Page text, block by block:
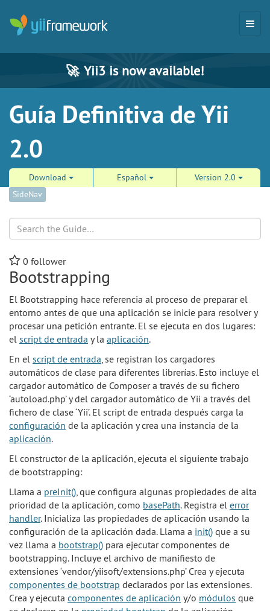
🚀 Yii3 is now available!
Guía Definitiva de Yii
2.0
Download Español
Version 2.0
SideNav
0 follower
Bootstrapping
El Bootstrapping hace referencia al proceso de preparar el
entorno antes de que una aplicación se inicie para resolver y
procesar una petición entrante. El se ejecuta en dos lugares:
el script de entrada y la aplicación.
En el script de entrada, se registran los cargadores
automáticos de clase para diferentes librerías. Esto incluye el
cargador automático de Composer a través de su fichero
‘autoload.php’ y del cargador automático de Yii a través del
fichero de clase ‘Yii’. El script de entrada después carga la
configuración de la aplicación y crea una instancia de la
aplicación.
El constructor de la aplicación, ejecuta el siguiente trabajo
de bootstrapping:
Llama a preInit(), que configura algunas propiedades de alta
prioridad de la aplicación, como basePath. Registra el error
handler. Inicializa las propiedades de aplicación usando la
configuración de la aplicación dada. Llama a init() que a su
vez llama a bootstrap() para ejecutar componentes de
bootstrapping. Incluye el archivo de manifiesto de
extensiones ‘vendor/yiisoft/extensions.php’ Crea y ejecuta
componentes de bootstrap declarados por las extensiones.
Crea y ejecuta componentes de aplicación y/o módulos que